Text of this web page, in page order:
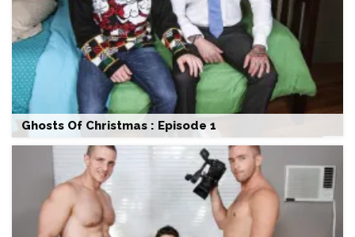
Ghosts Of Christmas : Episode 1